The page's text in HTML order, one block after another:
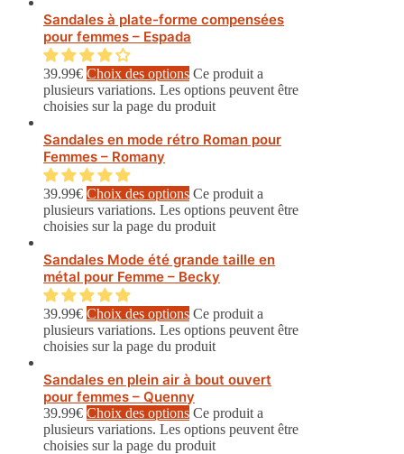
Sandales à plate-forme compensées
pour femmes – Espada
39.99€ Choix des options Ce produit a
plusieurs variations. Les options peuvent être
choisies sur la page du produit
Sandales en mode rétro Roman pour
Femmes – Romany
39.99€ Choix des options Ce produit a
plusieurs variations. Les options peuvent être
choisies sur la page du produit
Sandales Mode été grande taille en
métal pour Femme – Becky
39.99€ Choix des options Ce produit a
plusieurs variations. Les options peuvent être
choisies sur la page du produit
Sandales en plein air à bout ouvert
pour femmes – Quenny
39.99€ Choix des options Ce produit a
plusieurs variations. Les options peuvent être
choisies sur la page du produit